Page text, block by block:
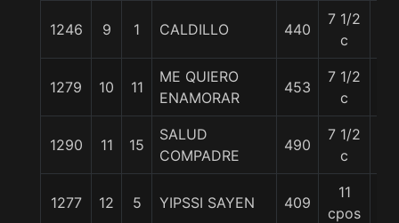
1246 9 1 CALDILLO 440
7 1/2
c
1279 10 11
ME QUIERO
ENAMORAR
453
7 1/2
c
1290 11 15
SALUD
COMPADRE
490
7 1/2
c
1277 12 5 YIPSSI SAYEN 409
11
cpos